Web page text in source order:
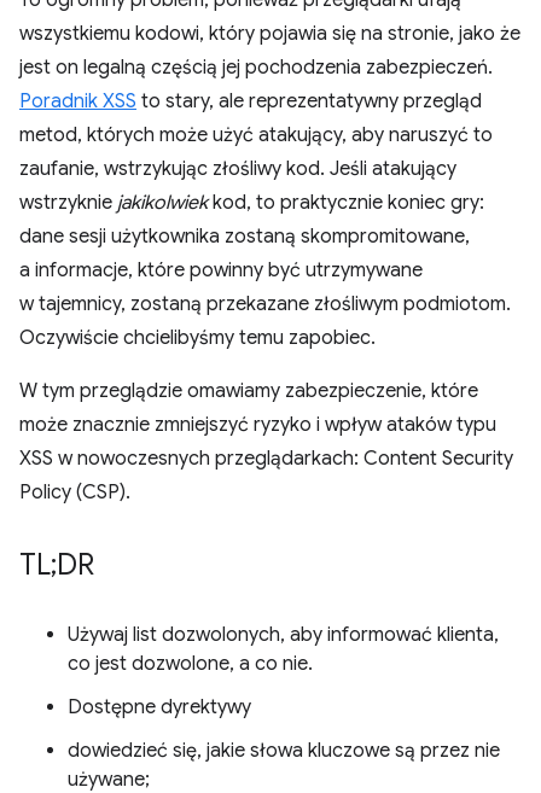
wszystkiemu kodowi, który pojawia się na stronie, jako że
jest on legalną częścią jej pochodzenia zabezpieczeń.
Poradnik XSS to stary, ale reprezentatywny przegląd
metod, których może użyć atakujący, aby naruszyć to
zaufanie, wstrzykując złośliwy kod. Jeśli atakujący
wstrzyknie jakikolwiekkod, to praktycznie koniec gry:
dane sesji użytkownika zostaną skompromitowane,
a informacje, które powinny być utrzymywane
w tajemnicy, zostaną przekazane złośliwym podmiotom.
Oczywiście chcielibyśmy temu zapobiec.
W tym przeglądzie omawiamy zabezpieczenie, które
może znacznie zmniejszyć ryzyko i wpływ ataków typu
XSS w nowoczesnych przeglądarkach: Content Security
Policy (CSP).
TL;DR
Używaj list dozwolonych, aby informować klienta,
co jest dozwolone, a co nie.
Dostępne dyrektywy
dowiedzieć się, jakie słowa kluczowe są przez nie
używane;